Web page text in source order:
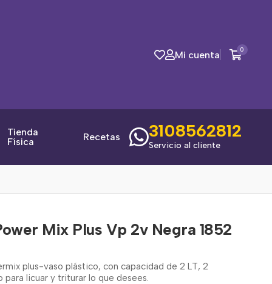
Mi cuenta 0
Tienda
Física
Recetas 3108562812
Servicio al cliente
Mix Plus Vp 2v Negra 1852
plus-vaso plástico, con capacidad de 2 LT, 2
licuar y triturar lo que desees.